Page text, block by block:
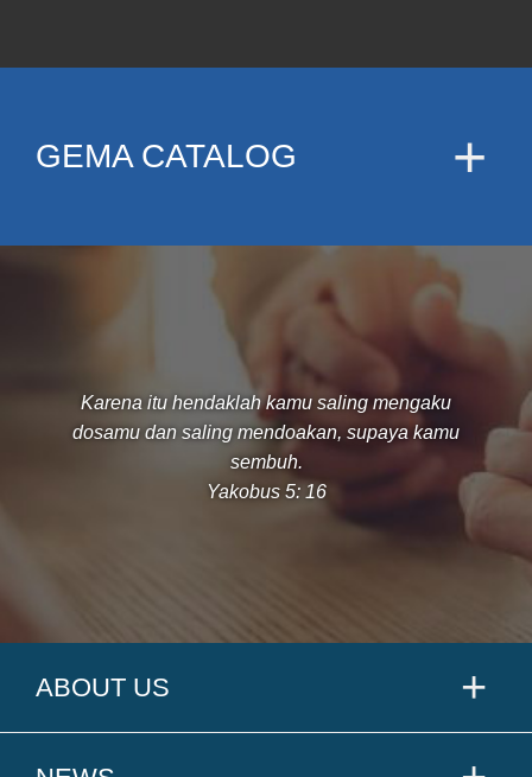
GEMA CATALOG
Karena itu hendaklah kamu saling mengaku
dosamu dan saling mendoakan, supaya kamu
sembuh.
Yakobus 5: 16
ABOUT US